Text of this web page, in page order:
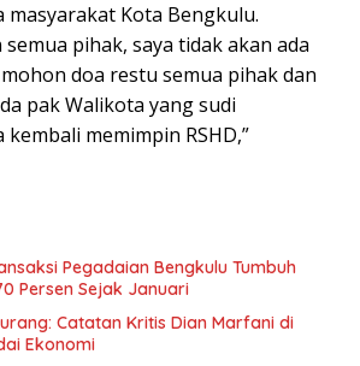
masyarakat Kota Bengkulu.
pihak, saya tidak akan ada
doa restu semua pihak dan
pak Walikota yang sudi
kembali memimpin RSHD,”
Pegadaian Bengkulu Tumbuh
Persen Sejak Januari
Catatan Kritis Dian Marfani di
Ekonomi